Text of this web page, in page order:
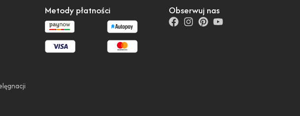
Metody płatności Obserwuj nas